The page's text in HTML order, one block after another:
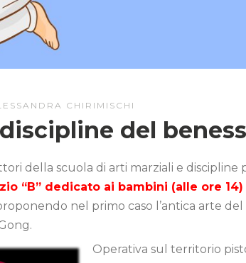
CHIRIMISCHI
del
della scuola di arti marziali e discipline
“B” dedicato ai bambini (alle ore 14)
nel primo caso l’antica arte
Operativa sul territorio